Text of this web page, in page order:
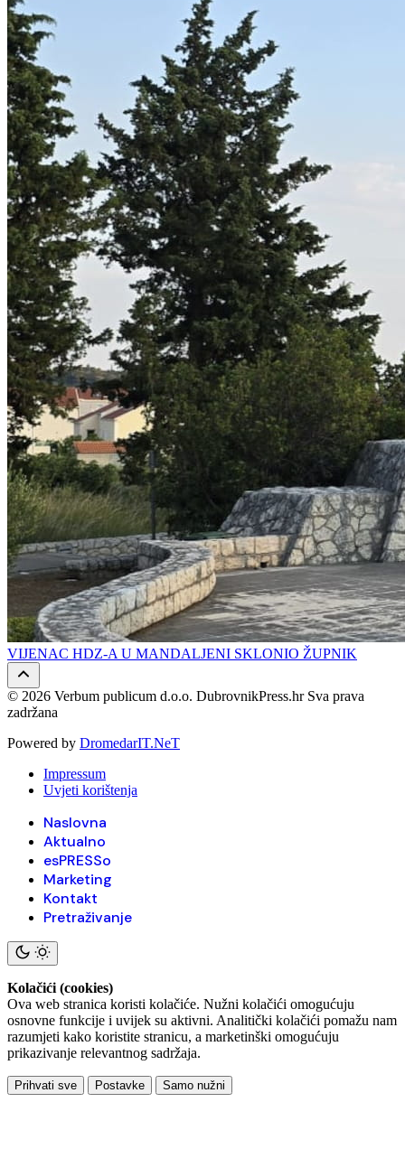
VIJENAC HDZ-A U MANDALJENI SKLONIO ŽUPNIK
© 2026 Verbum publicum d.o.o. DubrovnikPress.hr Sva prava
zadržana
Powered by DromedarIT.NeT
Impressum
Uvjeti korištenja
Naslovna
Aktualno
esPRESSo
Marketing
Kontakt
Pretraživanje
Kolačići (cookies)
Ova web stranica koristi kolačiće. Nužni kolačići omogućuju
osnovne funkcije i uvijek su aktivni. Analitički kolačići pomažu nam
razumjeti kako koristite stranicu, a marketinški omogućuju
prikazivanje relevantnog sadržaja.
Prihvati sve Postavke Samo nužni